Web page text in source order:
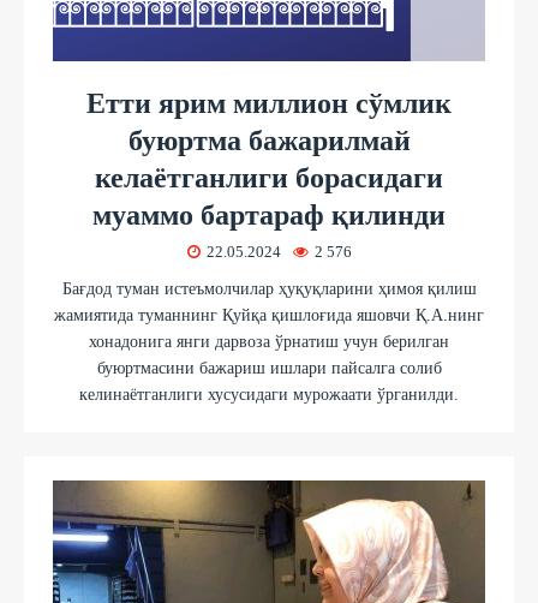
Етти ярим миллион сўмлик
буюртма бажарилмай
келаётганлиги борасидаги
муаммо бартараф қилинди
22.05.2024 2 576
Бағдод туман истеъмолчилар ҳуқуқларини ҳимоя қилиш
жамиятида туманнинг Қуйқа қишлоғида яшовчи Қ.А.нинг
хонадонига янги дарвоза ўрнатиш учун берилган
буюртмасини бажариш ишлари пайсалга солиб
келинаётганлиги хусусидаги мурожаати ўрганилди.